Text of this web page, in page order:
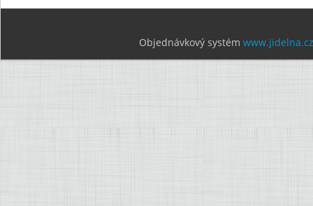
Objednávkový systém www.jidelna.cz